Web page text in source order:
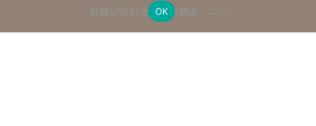
お問い合わせ・資料請求
LiveOn Connect -“できる”が広が
LiveOn連携アプリ
OK